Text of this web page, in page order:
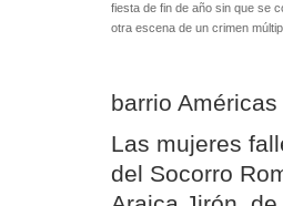
fiesta de fin de año sin que se
otra escena de un crimen
barrio
Las mujeres
del Socorro